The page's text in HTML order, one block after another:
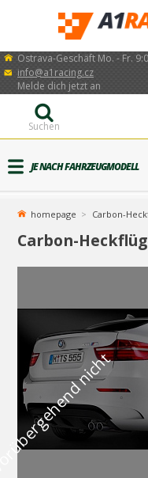
Ostrava-Geschäft Mo. - Fr.
info@a1racing.cz
Melde dich jetzt an
Suchen
JE NACH FAHRZEUGMODELL
homepage Carbon-
Carbon-